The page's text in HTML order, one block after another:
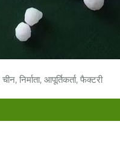
निर्माता, आपूर्तिकर्ता, फैक्टरी